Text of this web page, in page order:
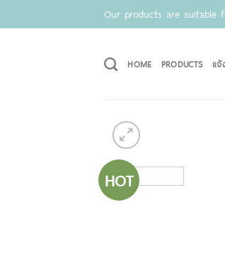
to
Our products are suitable
HOME PRODUCTS แจ้
HOT